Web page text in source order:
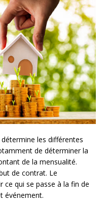
les différentes
de déterminer la
de la mensualité.
de contrat. Le
qui se passe à la fin de
événement.